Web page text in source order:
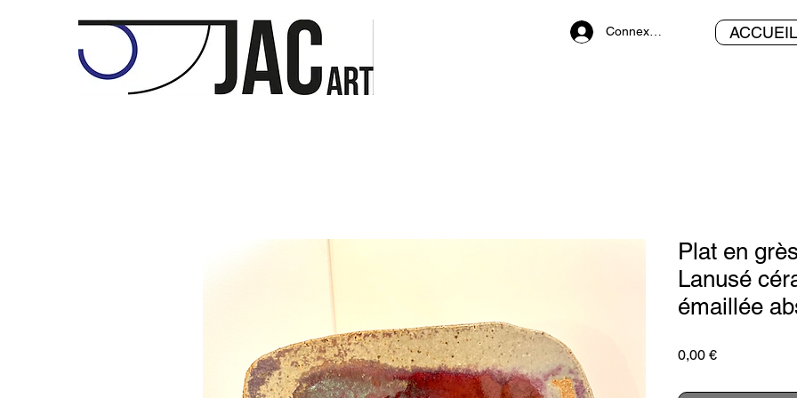
Connexion ACCUEIL
Plat en
Lanusé
émaillée
0,00 €Prix